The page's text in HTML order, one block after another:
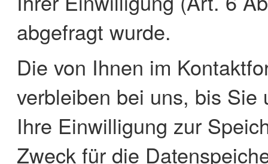
abgefragt wurde.
Die von Ihnen im
verbleiben bei uns, bis Sie
Ihre Einwilligung zur
Zweck für die